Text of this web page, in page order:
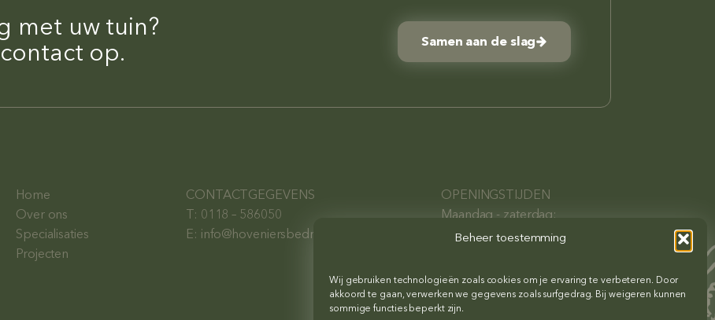
Beheer toestemming
Wij gebruiken technologieën zoals cookies om je ervaring te verbeteren. Door
akkoord te gaan, verwerken we gegevens zoals surfgedrag. Bij weigeren kunnen
sommige functies beperkt zijn.
met uw tuin?
op.
Samen aan de slag
Home
Over ons
Specialisaties
Projecten
CONTACTGEGEVENS
T: 0118 – 586050
E: info@hoveniersbedrijfwisse.nl
OPENINGSTIJDEN
Maandag - zaterdag:
08:00 - 17:00